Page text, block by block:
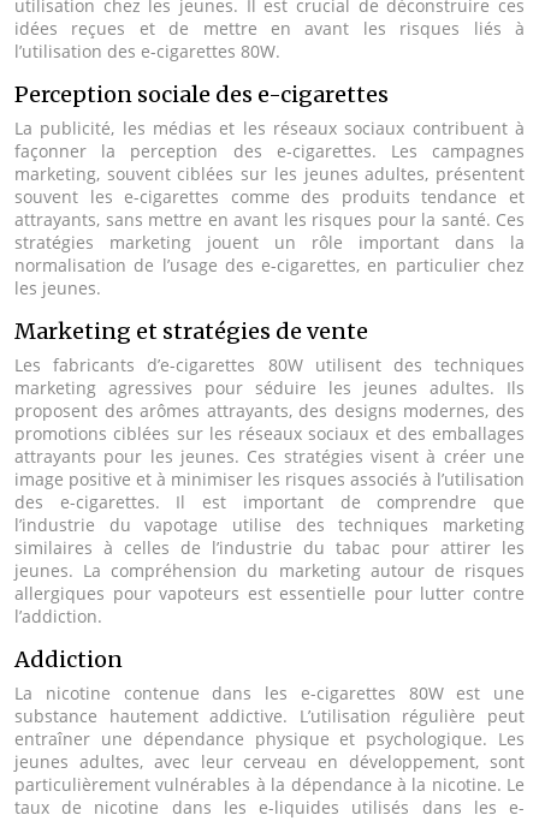
utilisation chez les jeunes. Il est crucial de déconstruire ces
idées reçues et de mettre en avant les risques liés à
l’utilisation des e-cigarettes 80W.
Perception sociale des e-cigarettes
La publicité, les médias et les réseaux sociaux contribuent à
façonner la perception des e-cigarettes. Les campagnes
marketing, souvent ciblées sur les jeunes adultes, présentent
souvent les e-cigarettes comme des produits tendance et
attrayants, sans mettre en avant les risques pour la santé. Ces
stratégies marketing jouent un rôle important dans la
normalisation de l’usage des e-cigarettes, en particulier chez
les jeunes.
Marketing et stratégies de vente
Les fabricants d’e-cigarettes 80W utilisent des techniques
marketing agressives pour séduire les jeunes adultes. Ils
proposent des arômes attrayants, des designs modernes, des
promotions ciblées sur les réseaux sociaux et des emballages
attrayants pour les jeunes. Ces stratégies visent à créer une
image positive et à minimiser les risques associés à l’utilisation
des e-cigarettes. Il est important de comprendre que
l’industrie du vapotage utilise des techniques marketing
similaires à celles de l’industrie du tabac pour attirer les
jeunes. La compréhension du marketing autour de risques
allergiques pour vapoteurs est essentielle pour lutter contre
l’addiction.
Addiction
La nicotine contenue dans les e-cigarettes 80W est une
substance hautement addictive. L’utilisation régulière peut
entraîner une dépendance physique et psychologique. Les
jeunes adultes, avec leur cerveau en développement, sont
particulièrement vulnérables à la dépendance à la nicotine. Le
taux de nicotine dans les e-liquides utilisés dans les e-